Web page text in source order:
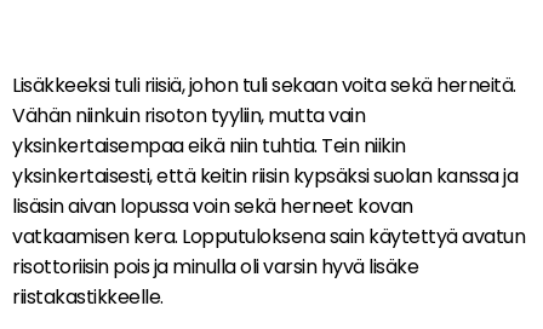
Lisäkkeeksi tuli riisiä, johon tuli sekaan voita sekä herneitä.
Vähän niinkuin risoton tyyliin, mutta vain
yksinkertaisempaa eikä niin tuhtia. Tein niikin
yksinkertaisesti, että keitin riisin kypsäksi suolan kanssa ja
lisäsin aivan lopussa voin sekä herneet kovan
vatkaamisen kera. Lopputuloksena sain käytettyä avatun
risottoriisin pois ja minulla oli varsin hyvä lisäke
riistakastikkeelle.